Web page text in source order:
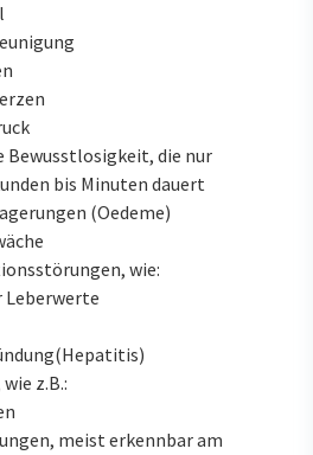
Bewusstlosigkeit, die nur
bis Minuten dauert
(Oedeme)
wie:
Leberwerte
z.B.:
meist erkennbar am